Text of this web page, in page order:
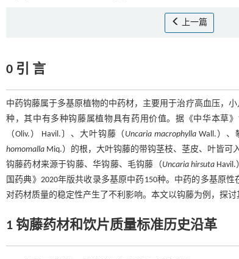
上一篇
0 引 言
中药钩藤属于多基原植物的中药材，主要用于治疗高血压，
种，其中有多种钩藤属植物具有药用价值。据《中华本草
（Oliv.） Havil.〕、大叶钩藤（ Uncaria macrophylla Wall.）、
homomalla Miq.）的根，大叶钩藤的带钩茎枝、茎皮、叶皆可
钩藤药材来源于钩藤、华钩藤、毛钩藤（Uncaria hirsuta
国药典》2020年版共收录多基原中药150种。中药的多基原
对药材质量的稳定性产生了不利影响。本文以钩藤为例，探
1 钩藤药材和饮片质量标准历史沿革